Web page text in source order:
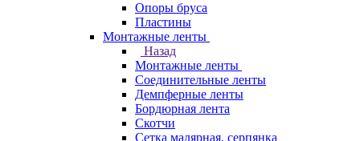
Опоры бруса
Пластины
Монтажные ленты
Назад
Монтажные ленты
Соединительные ленты
Демпферные ленты
Бордюрная лента
Скотчи
Сетка малярная, серпянка